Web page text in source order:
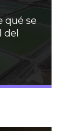
qué se
del